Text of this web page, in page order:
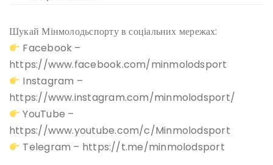
Шукай Мінмолодьспорту в соціальних мережах:
Facebook –
https://www.facebook.com/minmolodsport
Instagram –
https://www.instagram.com/minmolodsport/
YouTube –
https://www.youtube.com/c/Minmolodsport
Telegram – https://t.me/minmolodsport